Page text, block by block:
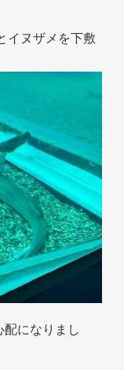
イヌザメを下敷
になりまし